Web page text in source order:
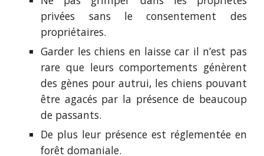
privées sans le consentement des
propriétaires.
Garder les chiens en laisse car il n’est pas
rare que leurs comportements génèrent
des gènes pour autrui, les chiens pouvant
être agacés par la présence de beaucoup
de passants.
De plus leur présence est réglementée en
forêt domaniale.